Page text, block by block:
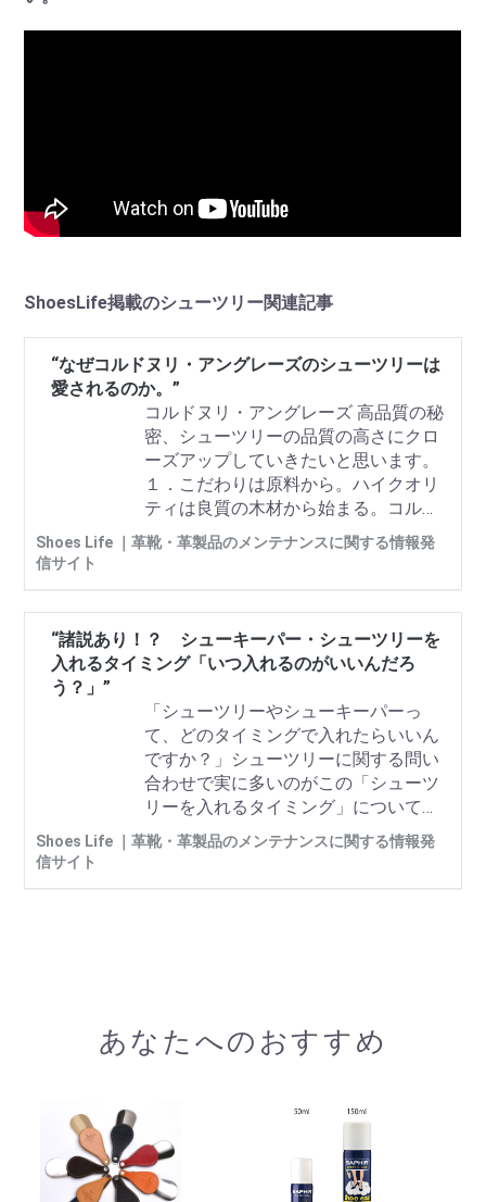
ShoesLife掲載のシューツリー関連記事
“なぜコルドヌリ・アングレーズのシューツリーは
愛されるのか。”
コルドヌリ・アングレーズ 高品質の秘
密、シューツリーの品質の高さにクロ
ーズアップしていきたいと思います。
１．こだわりは原料から。ハイクオリ
ティは良質の木材から始まる。コルド
ヌリ・アングレーズのシューツリーは
規制の厳しいフランスにおいて、国の
からさらに選別されたトップグレード
の木材を使用しています。安全で信頼
性の高い木材はエコにも配慮された最
高品質の木材となります。
Shoes Life ｜革靴・革製品のメンテナンスに関する情報発
信サイト
“諸説あり！？ シューキーパー・シューツリーを
入れるタイミング「いつ入れるのがいいんだろ
う？」”
「シューツリーやシューキーパーっ
て、どのタイミングで入れたらいいん
ですか？」シューツリーに関する問い
合わせで実に多いのがこの「シューツ
リーを入れるタイミング」についてで
す。この話題については諸説あるので
迷われている方が本当に多くいらっし
Shoes Life ｜革靴・革製品のメンテナンスに関する情報発
信サイト
あなたへのおすすめ